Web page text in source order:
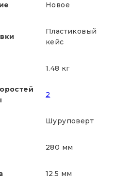
Новое
Пластиковый
кейс
1.48 кг
2
Шуруповерт
280 мм
12.5 мм